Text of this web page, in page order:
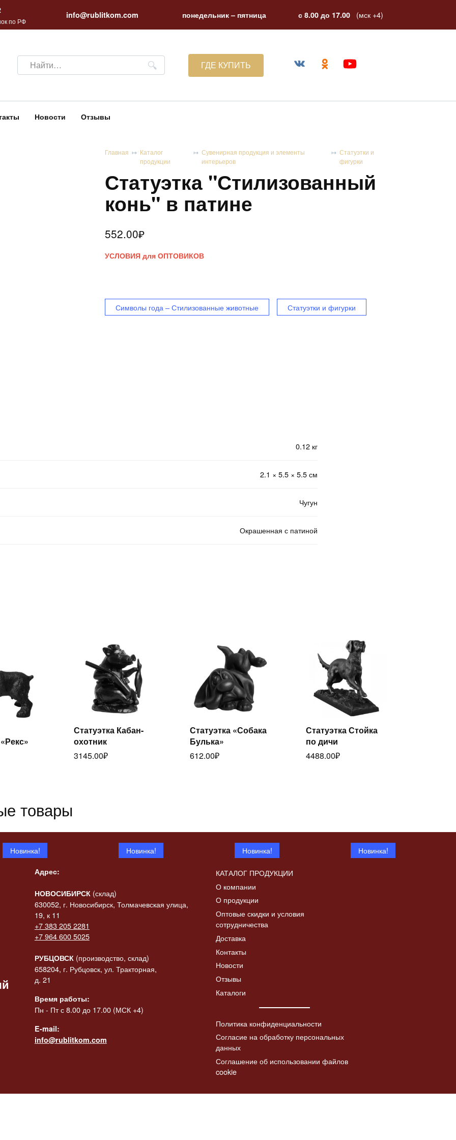
по РФ
info@rublitkom.com понедельник – пятница с 8.00 до 17.00 (мск +4)
Search
for:
ГДЕ КУПИТЬ
Новости Отзывы
Главная
Каталог
продукции
Сувенирная продукция и элементы
интерьеров
Статуэтки и
фигурки
Статуэтка "Стилизованный
конь" в патине
552.00₽
УСЛОВИЯ для ОПТОВИКОВ
Символы года – Стилизованные животные Статуэтки и фигурки
0.12 кг
2.1 × 5.5 × 5.5 см
Чугун
Окрашенная с патиной
далее
Статуэтка Кабан-
охотник
3145.00₽
Статуэтка «Собака
Булька»
612.00₽
далее
Статуэтка Стойка
по дичи
4488.00₽
товары
Новинка!
далее
Новинка!
Статуэтка «Коза с
баяном»
2137.00 ₽
далее
Новинка!
Статуэтка «Коза с
баяном» в патине
2308.00₽
Новинка!
Адрес:
НОВОСИБИРСК (склад)
630052, г. Новосибирск, Толмачевская улица,
19, к 11
+7 383 205 2281
+7 964 600 5025
РУБЦОВСК (производство, склад)
658204, г. Рубцовск, ул. Тракторная,
д. 21
Время работы:
Пн - Пт с 8.00 до 17.00 (МСК +4)
E-mail:
info@rublitkom.com
КАТАЛОГ ПРОДУКЦИИ
О компании
О продукции
Оптовые скидки и условия
сотрудничества
Доставка
Контакты
Новости
Отзывы
Каталоги
Политика конфиденциальности
Согласие на обработку персональных
данных
Соглашение об использовании файлов
cookie